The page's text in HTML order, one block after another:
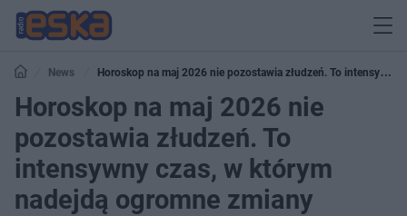
News
Horoskop na maj 2026 nie pozostawia złudzeń. To intensywny
czas, w którym nadejdą ogromne zmiany
Horoskop na maj 2026 nie
pozostawia złudzeń. To
intensywny czas, w którym
nadejdą ogromne zmiany